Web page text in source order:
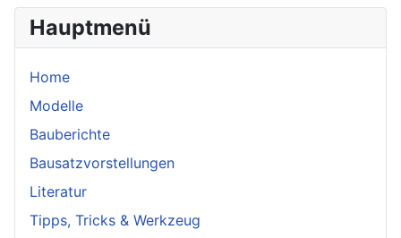
Hauptmenü
Home
Modelle
Bauberichte
Bausatzvorstellungen
Literatur
Tipps, Tricks & Werkzeug